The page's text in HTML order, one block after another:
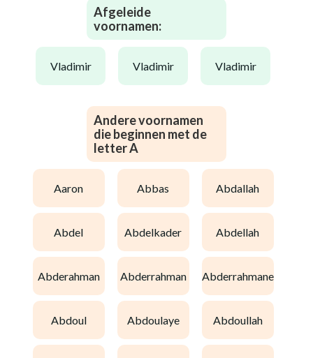
Afgeleide
voornamen:
vladimir vladimir vladimir
Andere voornamen
die beginnen met de
letter A
aaron abbas abdallah
abdel abdelkader abdellah
abderahman abderrahman abderrahmane
abdoul abdoulaye abdoullah